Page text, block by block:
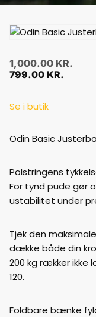
1,000.00KR.
799.00 KR.
Se i butik
Odin Basic
Polstringens
For tynd pude gør
ustabilitet under
Tjek den
dække både din
200 kg rækker ikke
120.
Foldbare bænke